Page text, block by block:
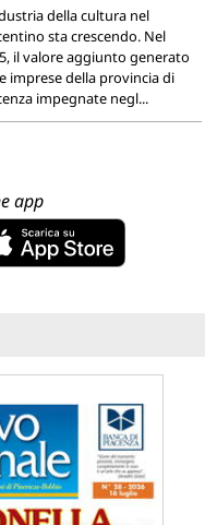
della cultura nel
sta crescendo. Nel
il valore aggiunto generato
imprese della provincia di
impegnate negl...
app